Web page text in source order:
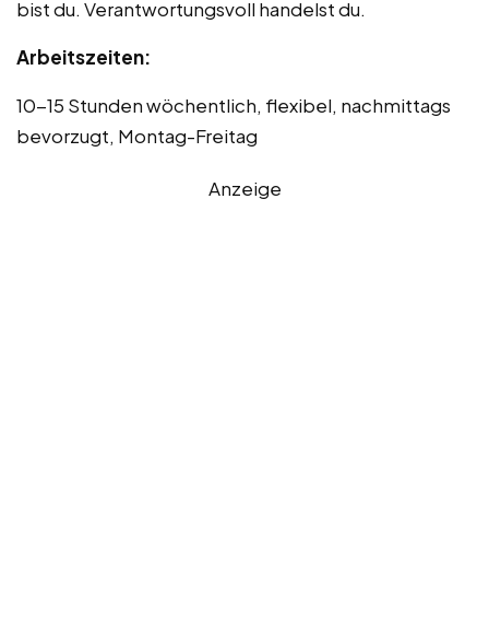
bist du. Verantwortungsvoll handelst du.
Arbeitszeiten:
10-15 Stunden wöchentlich, flexibel, nachmittags
bevorzugt, Montag-Freitag
Anzeige